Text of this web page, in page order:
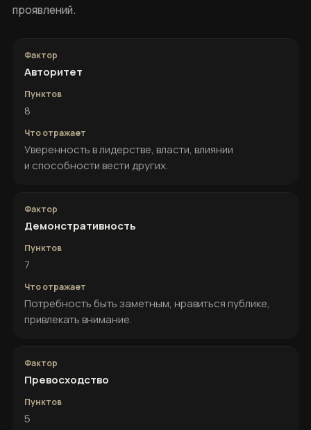
проявлений.
Авторитет
8
Уверенность в лидерстве, власти, влиянии
и способности вести других.
Демонстративность
7
Потребность быть заметным, нравиться публике,
привлекать внимание.
Превосходство
5